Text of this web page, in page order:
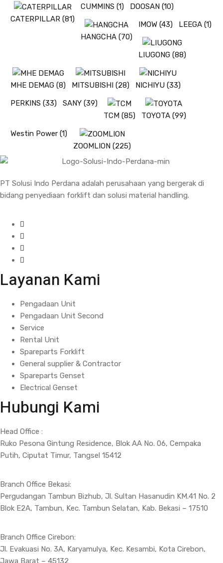
CATERPILLAR (81)
CUMMINS (1) DOOSAN (10)
HANGCHA (70)
IMOW (43) LEEGA (1)
LIUGONG (88)
MHE DEMAG (8) MITSUBISHI (28) NICHIYU (33)
PERKINS (33) SANY (39)
TCM (85) TOYOTA (99)
Westin Power (1)
ZOOMLION (225)
PT Solusi Indo Perdana adalah perusahaan yang bergerak di
bidang penyediaan forklift dan solusi material handling.
Layanan Kami
Pengadaan Unit
Pengadaan Unit Second
Service
Rental Unit
Spareparts Forklift
General supplier & Contractor
Spareparts Genset
Electrical Genset
Hubungi Kami
Head Office :
Ruko Pesona Gintung Residence, Blok AA No. 06, Cempaka
Putih, Ciputat Timur, Tangsel 15412
Branch Office Bekasi:
Pergudangan Tambun Bizhub, Jl. Sultan Hasanudin KM.41 No. 2
Blok E2A, Tambun, Kec. Tambun Selatan, Kab. Bekasi – 17510
Branch Office Cirebon:
Jl. Evakuasi No. 3A, Karyamulya, Kec. Kesambi, Kota Cirebon,
Jawa Barat – 45132